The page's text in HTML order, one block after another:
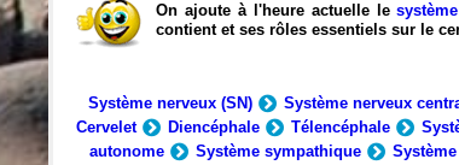
On ajoute à l'heure actuelle le
contient et ses rôles essentiels sur le
Système nerveux (SN) Système nerveux
Cervelet
Diencéphale Télencéphale
autonome
Système sympathique